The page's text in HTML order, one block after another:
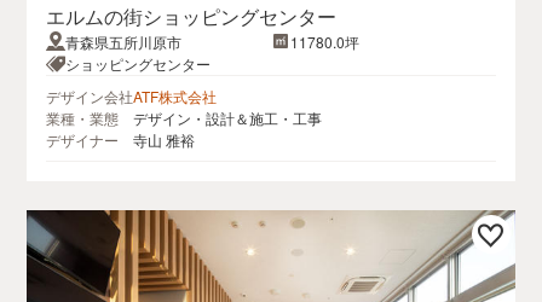
エルムの街ショッピングセンター
青森県五所川原市
11780.0坪
ショッピングセンター
デザイン会社ATF株式会社
業種・業態
デザイン・設計＆施工・工事
デザイナー
寺山 雅裕